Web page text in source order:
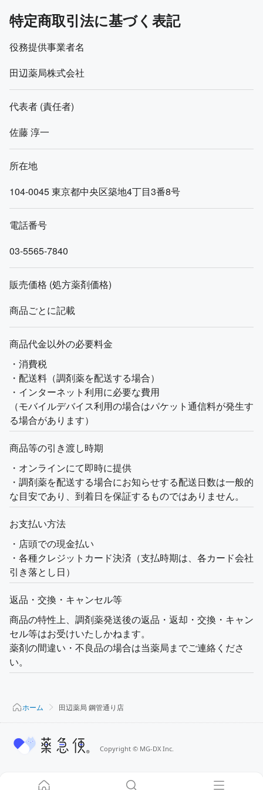
特定商取引法に基づく表記
役務提供事業者名
田辺薬局株式会社
代表者 (責任者)
佐藤 淳一
所在地
104-0045東京都中央区築地4丁目3番8号
電話番号
03-5565-7840
販売価格 (処方薬剤価格)
商品ごとに記載
商品代金以外の必要料金
・消費税
・配送料（調剤薬を配送する場合）
・インターネット利用に必要な費用
（モバイルデバイス利用の場合はパケット通信料が発生す
る場合があります）
商品等の引き渡し時期
・オンラインにて即時に提供
・調剤薬を配送する場合にお知らせする配送日数は一般的
な目安であり、到着日を保証するものではありません。
お支払い方法
・店頭での現金払い
・各種クレジットカード決済（支払時期は、各カード会社
引き落とし日）
返品・交換・キャンセル等
商品の特性上、調剤薬発送後の返品・返却・交換・キャン
セル等はお受けいたしかねます。
薬剤の間違い・不良品の場合は当薬局までご連絡くださ
い。
ホーム 田辺薬局 鋼管通り店
Copyright © MG-DX Inc.